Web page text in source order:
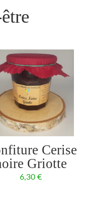
Cerise
Griotte
6,30€